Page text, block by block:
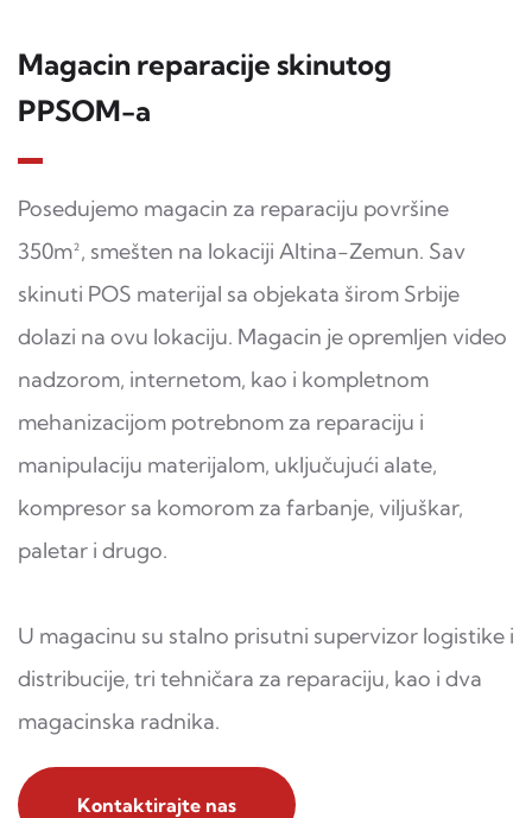
Magacin reparacije skinutog
PPSOM-a
Posedujemo magacin za reparaciju površine
350m², smešten na lokaciji Altina-Zemun. Sav
skinuti POS materijal sa objekata širom Srbije
dolazi na ovu lokaciju. Magacin je opremljen video
nadzorom, internetom, kao i kompletnom
mehanizacijom potrebnom za reparaciju i
manipulaciju materijalom, uključujući alate,
kompresor sa komorom za farbanje, viljuškar,
paletar i drugo.
U magacinu su stalno prisutni supervizor logistike i
distribucije, tri tehničara za reparaciju, kao i dva
magacinska radnika.
Kontaktirajte nas